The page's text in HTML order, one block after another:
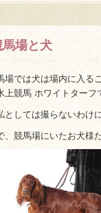
馬場と犬
場では犬は場内に入る
上競馬 ホワイトター
としては撮らないわけ
、競馬場にいたお犬様